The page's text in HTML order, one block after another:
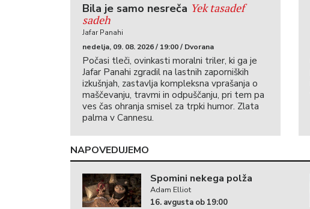
Bila je samo nesreča Yek tasadef
sadeh
Jafar Panahi
nedelja, 09. 08. 2026 / 19:00 / Dvorana
Počasi tleči, ovinkasti moralni triler, ki ga je
Jafar Panahi zgradil na lastnih zaporniških
izkušnjah, zastavlja kompleksna vprašanja o
maščevanju, travmi in odpuščanju, pri tem pa
ves čas ohranja smisel za trpki humor. Zlata
palma v Cannesu.
NAPOVEDUJEMO
Spomini nekega polža
Adam Elliot
16. avgusta ob 19:00